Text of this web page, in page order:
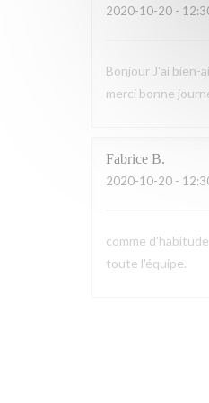
2020-10-20 -
Bonjour J'ai bien-
merci bonne
Fabrice B
2020-10-20 -
comme
toute l'équipe.